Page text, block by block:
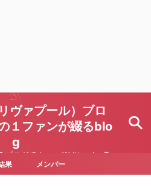
ヴァプール）ブロ
ファンが綴るblo
g
ブログです Written by To
ru Yoda
果 メンバー